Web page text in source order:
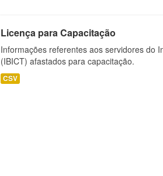
Licença para Capacitação
Informações referentes aos servidores do
(IBICT) afastados para capacitação.
CSV